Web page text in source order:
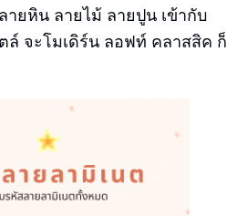
ายหิน ลายไม้ ลายปูน เข้ากับ
ล์ จะโมเดิร์น ลอฟท์ คลาสสิค ก็